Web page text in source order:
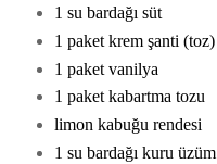
1 su bardağı süt
1 paket krem şanti (toz)
1 paket vanilya
1 paket kabartma tozu
limon kabuğu rendesi
1 su bardağı kuru üzüm